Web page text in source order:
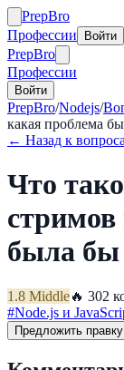
PrepBro
Профессии
Войти
PrepBro
Профессии
Войти
PrepBro/Nodejs/
какая проблема
← Назад к
Что
была бы
1.8 Middle🔥 302
#Node.js и
Предложить правку